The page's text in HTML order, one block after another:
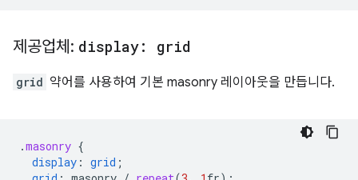
제공업체: display: grid
grid 약어를 사용하여 기본 masonry 레이아웃을 만듭니다.
.masonry {
display : grid ;